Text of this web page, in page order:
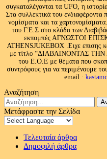
συγκαταλέγονται τα UFO, η
Στα συλλεκτικά του ενδιαφέροντα
νομίσματα και τα
του Γ.Ε.Σ στο κλάδο των
εκπομπές ΑΓΝΩΣΤΟΙ
ATHENSJUKEBOX .Ειχε επισης
με τίτλο “ΔΙΑΒΑΙΝΟΝΤΑΣ
του Ε.Ο.Ε με θέματα που
συντρόφους για να περιμένουμε
email :
Αναζήτηση
Αναζήτηση
για:
Μετάφραστε την Σελίδα
Τελευταία άρθρα
Δημοφιλή άρθρα